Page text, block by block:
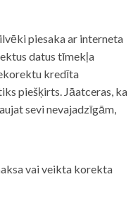
piesaka ar interneta
datus tīmekļa
kredīta
piešķirts. Jāatceras, ka
sevi nevajadzīgām,
vai veikta korekta